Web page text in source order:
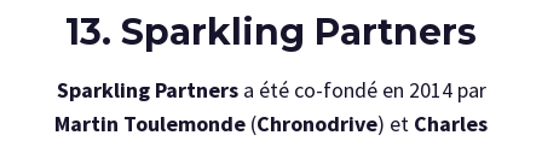
13. Sparkling Partners
Sparkling Partnersa été co-fondé en 2014 par
Martin Toulemonde (Chronodrive) et Charles